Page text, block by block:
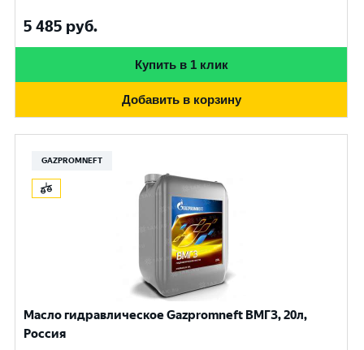
5 485 руб.
Купить в 1 клик
Добавить в корзину
GAZPROMNEFT
Масло гидравлическое Gazpromneft ВМГЗ, 20л,
Россия